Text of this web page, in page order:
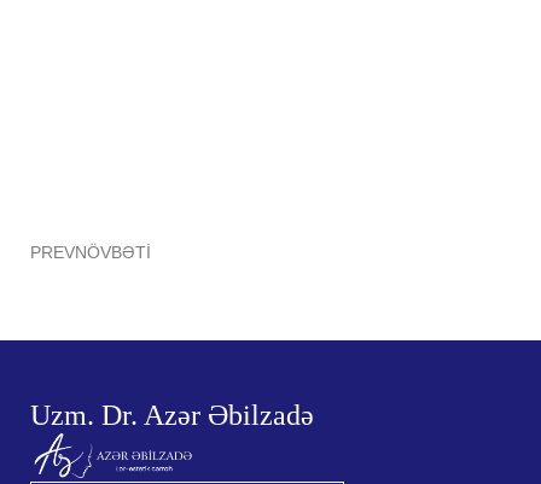
PREVNÖVBƏTI
Uzm. Dr. Azər Əbilzadə